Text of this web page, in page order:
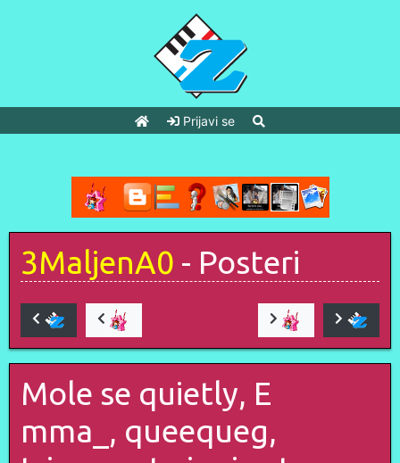
Prijavi se
3MaljenA0 - Posteri
Mole se quietly, E
mma_, queequeg,